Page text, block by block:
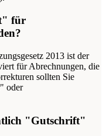
für
2013 ist der
für Abrechnungen, die
sollten Sie
oder
"Gutschrift"